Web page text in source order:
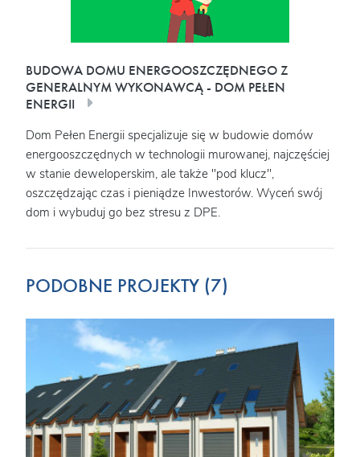
BUDOWA DOMU ENERGOOSZCZĘDNEGO Z
GENERALNYM WYKONAWCĄ - DOM PEŁEN
ENERGII
Dom Pełen Energii specjalizuje się w budowie domów
energooszczędnych w technologii murowanej, najczęściej
w stanie deweloperskim, ale także "pod klucz",
oszczędzając czas i pieniądze Inwestorów. Wyceń swój
dom i wybuduj go bez stresu z DPE.
PODOBNE PROJEKTY (7)